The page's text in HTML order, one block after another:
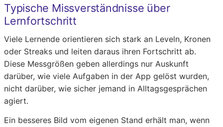
Typische Missverständnisse über
Lernfortschritt
Viele Lernende orientieren sich stark an Leveln, Kronen
oder Streaks und leiten daraus ihren Fortschritt ab.
Diese Messgrößen geben allerdings nur Auskunft
darüber, wie viele Aufgaben in der App gelöst wurden,
nicht darüber, wie sicher jemand in Alltagsgesprächen
agiert.
Ein besseres Bild vom eigenen Stand erhält man, wenn